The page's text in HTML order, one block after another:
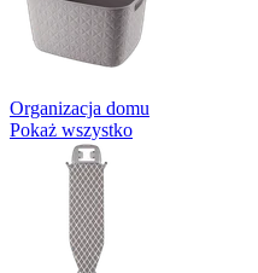
Organizacja domu
Pokaż wszystko